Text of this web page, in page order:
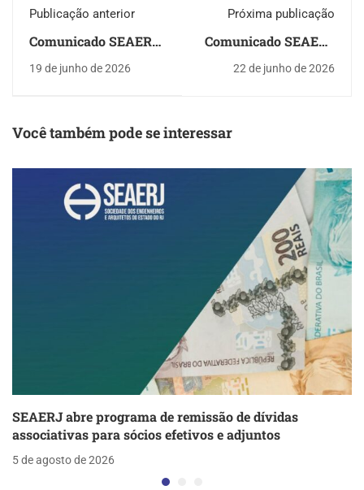
Publicação anterior
Comunicado SEAERJ
espaço físico
19 de junho de 2026
Próxima publicação
Comunicado SEAERJ
palestra com Laura
22 de junho de 2026
Você também pode se interessar
SEAERJ abre programa de remissão de dívidas
associativas para sócios efetivos e adjuntos
5 de agosto de 2026